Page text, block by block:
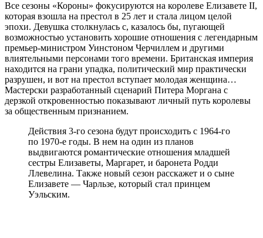
Все сезоны «Короны» фокусируются на королеве Елизавете II,
которая взошла на престол в 25 лет и стала лицом целой
эпохи. Девушка столкнулась с, казалось бы, пугающей
возможностью установить хорошие отношения с легендарным
премьер-министром Уинстоном Черчиллем и другими
влиятельными персонами того времени. Британская империя
находится на грани упадка, политический мир практически
разрушен, и вот на престол вступает молодая женщина…
Мастерски разработанный сценарий Питера Моргана с
дерзкой откровенностью показывают личный путь королевы
за общественным признанием.
Действия 3-го сезона будут происходить с 1964-го
по 1970-е годы. В нем на один из планов
выдвигаются романтические отношения младшей
сестры Елизаветы, Маргарет, и баронета Родди
Ллевелина. Также новый сезон расскажет и о сыне
Елизавете — Чарльзе, который стал принцем
Уэльским.